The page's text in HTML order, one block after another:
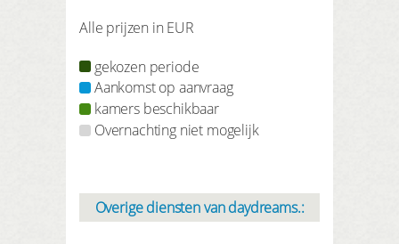
Alle prijzen in EUR
gekozen periode
Aankomst op aanvraag
kamers beschikbaar
Overnachting niet mogelijk
Overige diensten van daydreams.: